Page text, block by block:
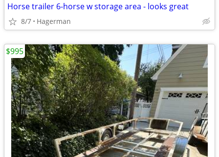
Horse trailer 6-horse w storage area - looks great
8/7 Hagerman
$995